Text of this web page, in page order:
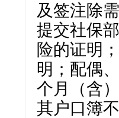
及签注除
提交社保
险的证明
明；配偶
个月（含
其户口簿